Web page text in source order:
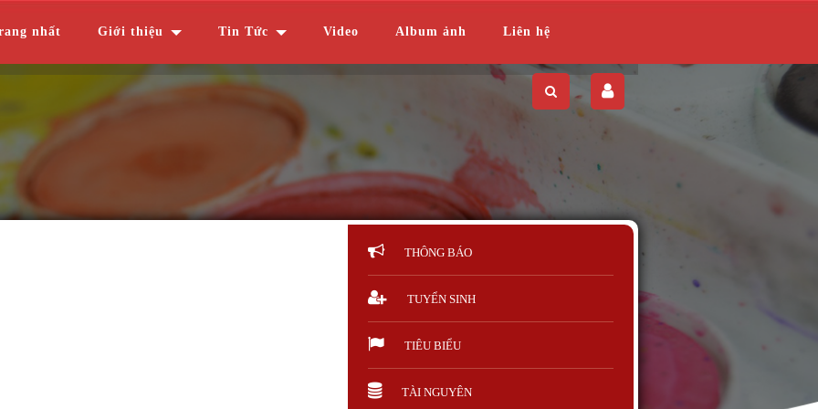
nhất Giới thiệu Tin Tức Video Album ảnh Liên hệ
THÔNG BÁO
TUYỂN SINH
TIÊU BIỂU
TÀI NGUYÊN